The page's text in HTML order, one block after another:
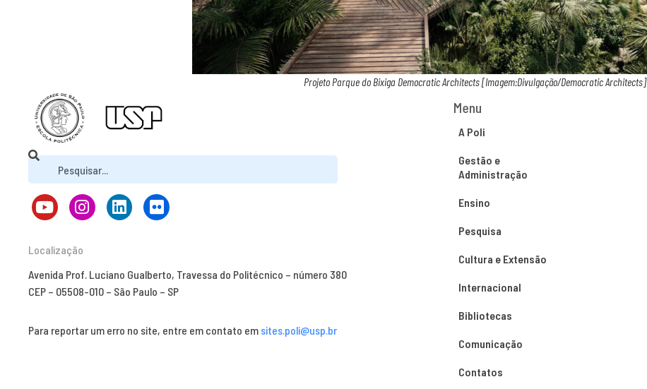
Projeto Parque do Bixiga Democratic Architects [Imagem:Divulgação/Democratic Architects]
Localização
Avenida Prof. Luciano Gualberto, Travessa do Politécnico – número 380
CEP – 05508-010 – São Paulo – SP
Para reportar um erro no site, entre em contato em sites.poli@usp.br
Menu
A Poli
Gestão e
Administração
Ensino
Pesquisa
Cultura e Extensão
Internacional
Bibliotecas
Comunicação
Contatos